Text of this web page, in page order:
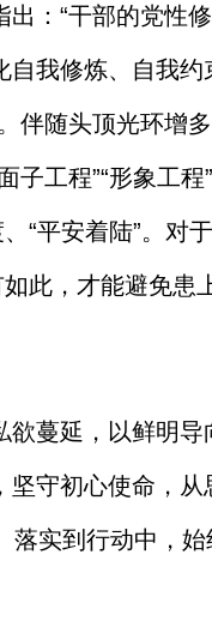
：“干部的党性
我修炼、自我约
伴随头顶光环增
工程”“形象工程
“平安着陆”。对
此，才能避免患
蔓延，以鲜明导
守初心使命，从
落实到行动中，